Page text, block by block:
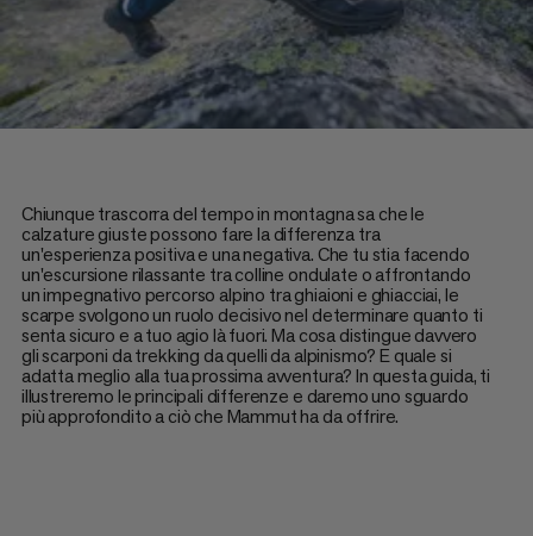
Chiunque trascorra del tempo in montagna sa che le
calzature giuste possono fare la differenza tra
un'esperienza positiva e una negativa. Che tu stia facendo
un'escursione rilassante tra colline ondulate o affrontando
un impegnativo percorso alpino tra ghiaioni e ghiacciai, le
scarpe svolgono un ruolo decisivo nel determinare quanto ti
senta sicuro e a tuo agio là fuori. Ma cosa distingue davvero
gli scarponi da trekking da quelli da alpinismo? E quale si
adatta meglio alla tua prossima avventura? In questa guida, ti
illustreremo le principali differenze e daremo uno sguardo
più approfondito a ciò che Mammut ha da offrire.